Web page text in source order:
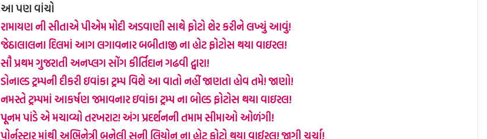
આ પણ વાંચો
રામાયણ ની સીતાએ પીએમ મોદી અડવાણી સાથે ફોટો શેર કરીને લખ્યું આવું!
જેઠાલાલના દિલમાં આગ લગાવનાર બબીતાજી ના હોટ ફોટોસ થયા વાઇરલ!
સૌ પ્રથમ ગુજરાતી અનપ્લગ સોંગ કીર્તિદાન ગઢવી દ્વારા!
ડોનાલ્ડ ટ્રમ્પની દીકરી ઇવાંકા ટ્રમ્પ વિશે આ વાતો નહીં જાણતા હોવ તમે! જાણો!
નમસ્તે ટ્રમ્પમાં આકર્ષણ જમાવનાર ઇવાંકા ટ્રમ્પ ના બોલ્ડ ફોટોસ થયા વાઇરલ!
પૂનમ પાંડે એ મચાવ્યો તરખરાટ! અંગ પ્રદર્શનની તમામ સીમાઓ ઓળંગી!